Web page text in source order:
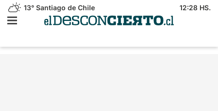
13° Santiago de Chile 12:28 HS.